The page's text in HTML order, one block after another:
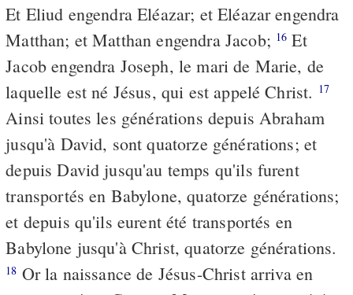
Et Eliud engendra Eléazar; et Eléazar engendra
Matthan; et Matthan engendra Jacob; 16 Et
Jacob engendra Joseph, le mari de Marie, de
laquelle est né Jésus, qui est appelé Christ. 17
Ainsi toutes les générations depuis Abraham
jusqu'à David, sont quatorze générations; et
depuis David jusqu'au temps qu'ils furent
transportés en Babylone, quatorze générations;
et depuis qu'ils eurent été transportés en
Babylone jusqu'à Christ, quatorze générations.
18 Or la naissance de Jésus-Christ arriva en